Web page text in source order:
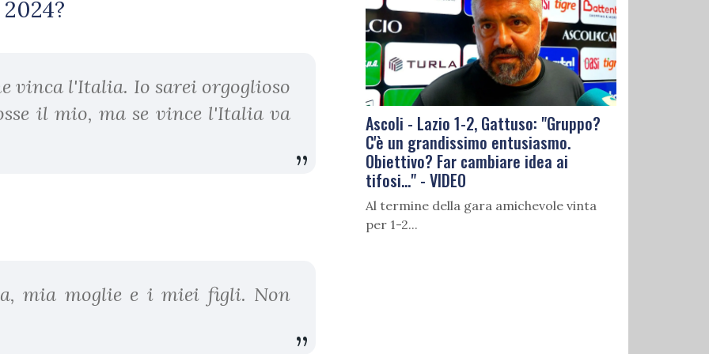
vinca l'Italia. Io sarei orgoglioso
il mio, ma se vince l'Italia va
mia moglie e i miei figli. Non
Ascoli - Lazio 1-2, Gattuso: "Gruppo?
C'è un grandissimo entusiasmo.
Obiettivo? Far cambiare idea ai
tifosi..." - VIDEO
Al termine della gara amichevole vinta
per 1-2...